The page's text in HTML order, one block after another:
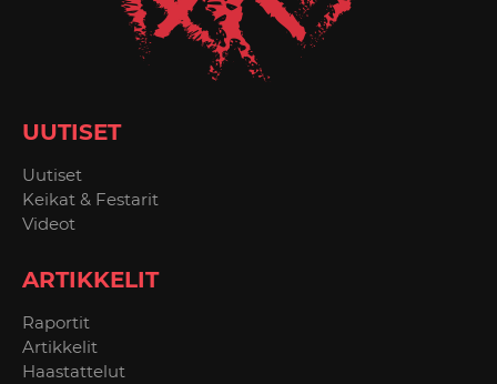
UUTISET
Uutiset
Keikat & Festarit
Videot
ARTIKKELIT
Raportit
Artikkelit
Haastattelut